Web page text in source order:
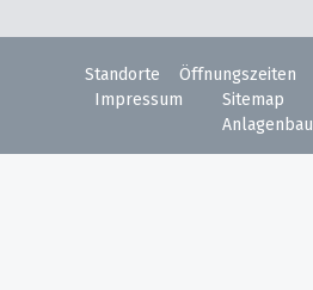
Standorte Öffnungszeiten
Impressum
Sitemap
Anlagenbau